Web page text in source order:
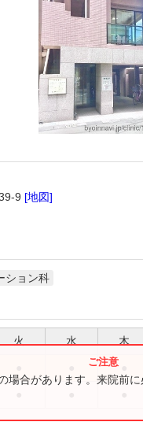
9 [地図]
ション科
火 水 木
場合があります。来院前